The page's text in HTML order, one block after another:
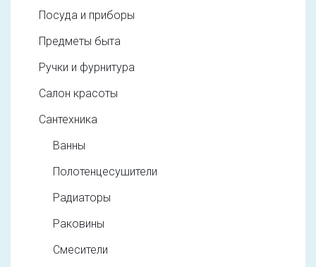
Посуда и приборы
Предметы быта
Ручки и фурнитура
Салон красоты
Сантехника
Ванны
Полотенцесушители
Радиаторы
Раковины
Смесители